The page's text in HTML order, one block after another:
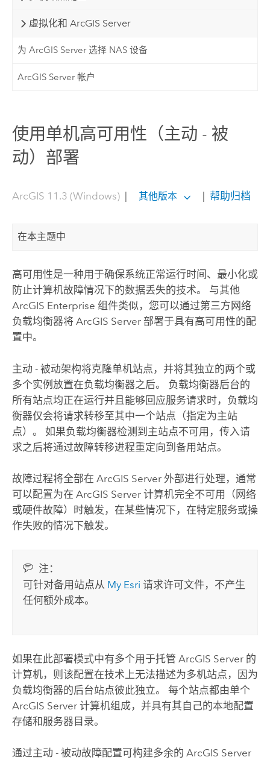
虚拟化和 ArcGIS Server
为 ArcGIS Server 选择 NAS 设备
ArcGIS Server 帐户
使用单机高可用性（主动 - 被
动）部署
ArcGIS 11.3 (Windows)| 其他版本 | 帮助归档
在本主题中
高可用性是一种用于确保系统正常运行时间、最小化或
防止计算机故障情况下的数据丢失的技术。 与其他
ArcGIS Enterprise 组件类似，您可以通过第三方网络
负载均衡器将 ArcGIS Server部署于具有高可用性的配
置中。
主动 - 被动架构将克隆单机站点，并将其独立的两个或
多个实例放置在负载均衡器之后。 负载均衡器后台的
所有站点均正在运行并且能够回应服务请求时，负载均
衡器仅会将请求转移至其中一个站点（指定为主站
点）。 如果负载均衡器检测到主站点不可用，传入请
求之后将通过故障转移进程重定向到备用站点。
故障过程将全部在 ArcGIS Server外部进行处理，通常
可以配置为在 ArcGIS Server计算机完全不可用（网络
或硬件故障）时触发，在某些情况下，在特定服务或操
作失败的情况下触发。
注：
可针对备用站点从 My Esri 请求许可文件，不产生
任何额外成本。
如果在此部署模式中有多个用于托管 ArcGIS Server的
计算机，则该配置在技术上无法描述为多机站点，因为
负载均衡器的后台站点彼此独立。 每个站点都由单个
ArcGIS Server计算机组成，并具有其自己的本地配置
存储和服务器目录。
通过主动 - 被动故障配置可构建多余的 ArcGIS Server